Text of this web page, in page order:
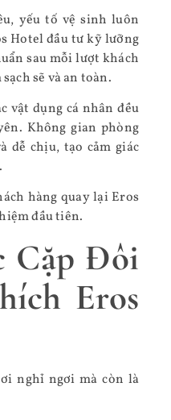
yếu tố vệ sinh luôn
Hotel đầu tư kỹ lưỡng
sau mỗi lượt khách
sẽ và an toàn.
vật dụng cá nhân đều
Không gian phòng
dễ chịu, tạo cảm giác
hàng quay lại Eros
đầu tiên.
Cặp Đôi
Eros
nghỉ ngơi mà còn là